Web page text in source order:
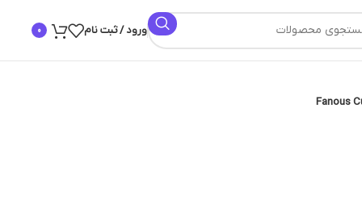
ورود / ثبت نام 0